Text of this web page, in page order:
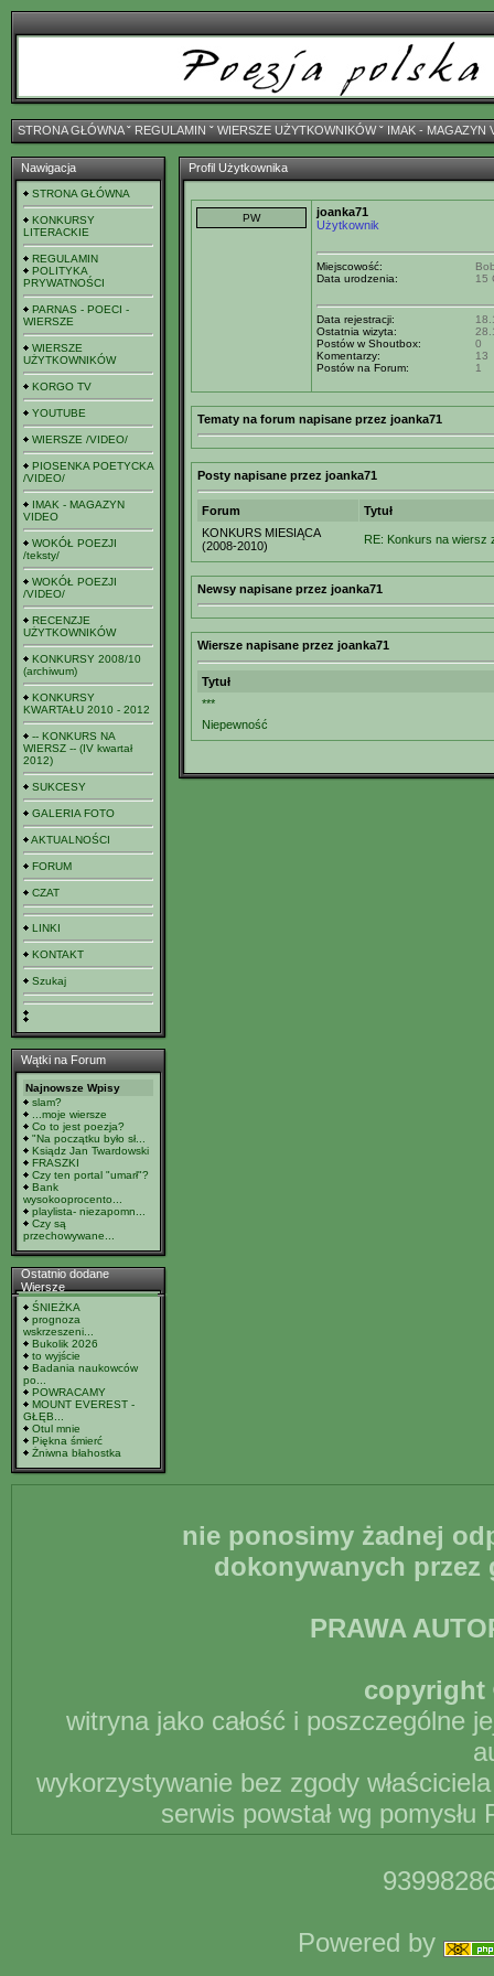
STRONA GŁÓWNAˇ REGULAMIN ˇ WIERSZE UŻYTKOWNIKÓWˇ IMAK - MAGAZYN
Nawigacja
STRONA GŁÓWNA
KONKURSY
LITERACKIE
REGULAMIN
POLITYKA
PRYWATNOŚCI
PARNAS - POECI -
WIERSZE
WIERSZE
UŻYTKOWNIKÓW
KORGO TV
YOUTUBE
WIERSZE /VIDEO/
PIOSENKA POETYCKA
/VIDEO/
IMAK - MAGAZYN
VIDEO
WOKÓŁ POEZJI
/teksty/
WOKÓŁ POEZJI
/VIDEO/
RECENZJE
UŻYTKOWNIKÓW
KONKURSY 2008/10
(archiwum)
KONKURSY
KWARTAŁU 2010 - 2012
-- KONKURS NA
WIERSZ -- (IV kwartał
2012)
SUKCESY
GALERIA FOTO
AKTUALNOŚCI
FORUM
CZAT
LINKI
KONTAKT
Szukaj
Wątki na Forum
Najnowsze Wpisy
slam?
...moje wiersze
Co to jest poezja?
"Na początku było sł...
Ksiądz Jan Twardowski
FRASZKI
Czy ten portal "umarł"?
Bank
wysokooprocento...
playlista- niezapomn...
Czy są
przechowywane...
Ostatnio dodane
Wiersze
ŚNIEŻKA
prognoza
wskrzeszeni...
Bukolik 2026
to wyjście
Badania naukowców
po...
POWRACAMY
MOUNT EVEREST -
GŁĘB...
Otul mnie
Piękna śmierć
Żniwna błahostka
Profil Użytkownika
joanka71
Użytkownik
Miejscowość:
Data urodzenia:
15
Data rejestracji:
Ostatnia wizyta:
Postów w Shoutbox:
0
Komentarzy:
13
Postów na Forum:
1
Tematy na forum napisane przez joanka71
Posty napisane przez joanka71
Forum
Tytuł
KONKURS MIESIĄCA
(2008-2010)
RE: Konkurs na wiersz
Newsy napisane przez joanka71
Wiersze napisane przez joanka71
Tytuł
***
Niepewność
nie ponosimy żadnej
dokonywanych
PRAWA
copyright
witryna jako całość i poszczególne
wykorzystywanie bez zgody
serwis powstał wg
Powered by